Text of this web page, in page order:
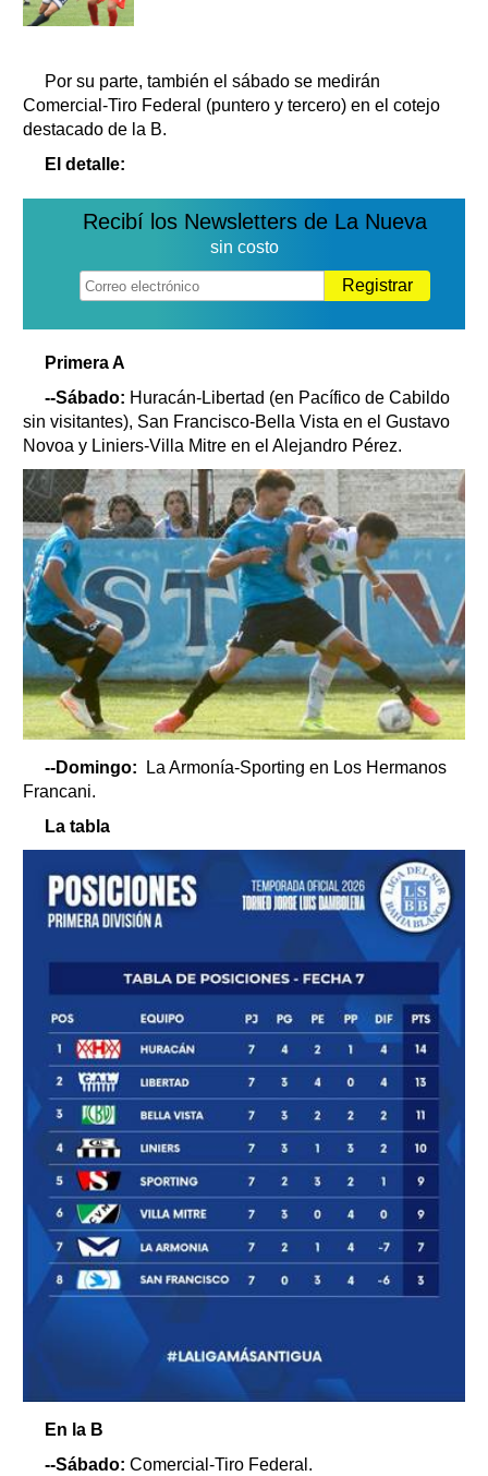
Por su parte, también el sábado se medirán
Comercial-Tiro Federal (puntero y tercero) en el cotejo
destacado de la B.
El detalle:
Recibí los Newsletters de La Nueva
sin costo
Registrar
Primera A
--Sábado: Huracán-Libertad (en Pacífico de Cabildo
sin visitantes), San Francisco-Bella Vista en el Gustavo
Novoa y Liniers-Villa Mitre en el Alejandro Pérez.
--Domingo:
La Armonía-Sporting en Los Hermanos
Francani.
La tabla
En la B
--Sábado: Comercial-Tiro Federal.